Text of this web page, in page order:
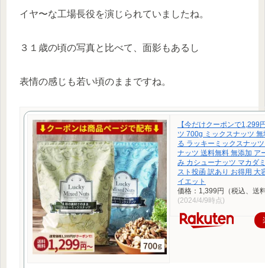
イヤ〜な工場長役を演じられていましたね。
３１歳の頃の写真と比べて、面影もあるし
表情の感じも若い頃のままですね。
【今だけクーポンで1,299
ツ 700g ミックスナッツ
る ラッキーミックスナッ
ナッツ 送料無料 無添加 ア
み カシューナッツ マカダ
スト投函 訳あり お得用 大
イエット
価格：1,399円（税込、送
(2024/4/9時点)